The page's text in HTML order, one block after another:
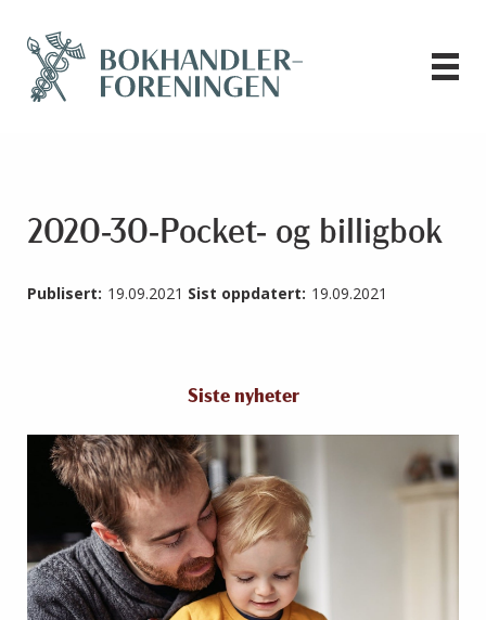
2020-30-Pocket- og billigbok
Publisert: 19.09.2021 Sist oppdatert: 19.09.2021
Siste nyheter